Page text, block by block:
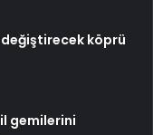
değiştirecek köprü
gemilerini